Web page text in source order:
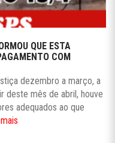
QUE ESTA
COM
dezembro a março, a
deste mês de abril, houve
adequados ao que